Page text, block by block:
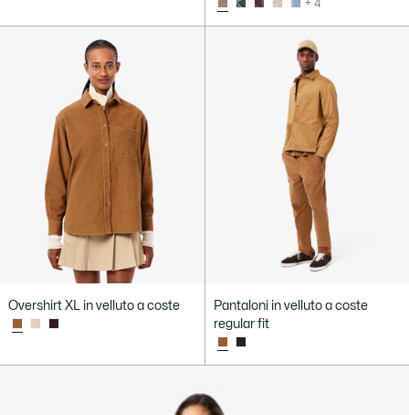
+ 4
Overshirt XL in velluto a coste
Pantaloni in velluto a coste
regular fit